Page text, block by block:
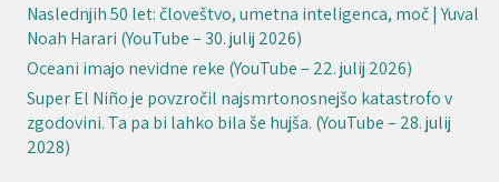
Naslednjih 50 let: človeštvo, umetna inteligenca, moč | Yuval
Noah Harari (YouTube – 30. julij 2026)
Oceani imajo nevidne reke (YouTube – 22. julij 2026)
Super El Niño je povzročil najsmrtonosnejšo katastrofo v
zgodovini. Ta pa bi lahko bila še hujša. (YouTube – 28. julij
2028)